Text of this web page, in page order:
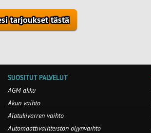
tarjoukset tästä
SUOSITUT PALVELUT
AGM akku
Akun vaihto
Alatukivarren vaihto
Automaattivaihteiston öljynvaihto